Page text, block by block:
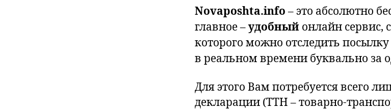
Novaposhta.info– это абсолютно
главное –удобный онлайн
которого можно отследить
в реальном времени буквально за
Для этого Вам потребуется всего
декларации (ТТН – товарно-